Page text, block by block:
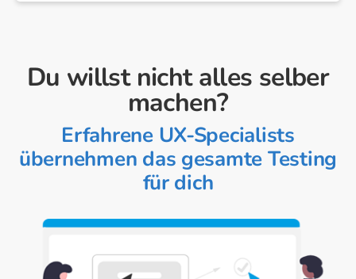
Du willst nicht alles selber
machen?
Erfahrene UX-Specialists
übernehmen das gesamte Testing
für dich